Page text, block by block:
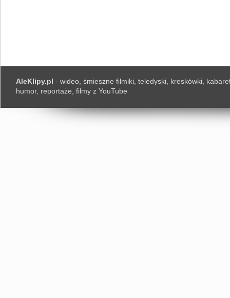
AleKlipy.pl - wideo, śmieszne filmiki, teledyski, kreskówki,
humor, reportaże, filmy z YouTube